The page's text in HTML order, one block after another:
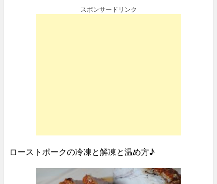
スポンサードリンク
ローストポークの冷凍と解凍と温め方♪